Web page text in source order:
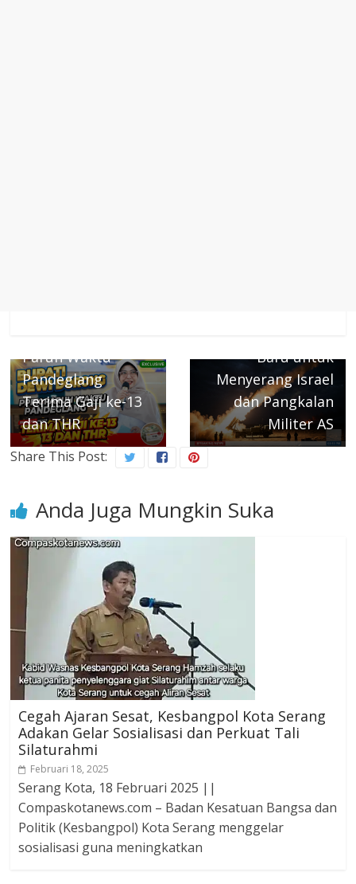
Paruh Waktu
Pandeglang
Terima Gaji ke-13
dan THR
Baru untuk
Menyerang Israel
dan Pangkalan
Militer AS
Share This Post:
Anda Juga Mungkin Suka
Cegah Ajaran Sesat, Kesbangpol Kota Serang
Adakan Gelar Sosialisasi dan Perkuat Tali
Silaturahmi
Februari 18, 2025
Serang Kota, 18 Februari 2025 ||
Compaskotanews.com – Badan Kesatuan Bangsa dan
Politik (Kesbangpol) Kota Serang menggelar
sosialisasi guna meningkatkan